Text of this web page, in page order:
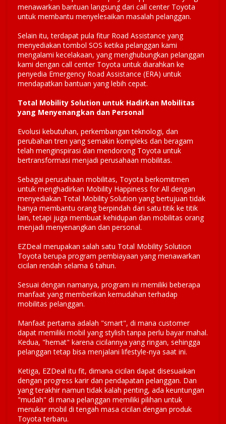
menawarkan bantuan langsung dari call center Toyota
untuk membantu menyelesaikan masalah pelanggan.
Selain itu, terdapat pula fitur Road Assistance yang
menyediakan tombol SOS ketika pelanggan kami
mengalami kecelakaan, yang menghubungkan pelanggan
kami dengan call center Toyota untuk diarahkan ke
penyedia Emergency Road Assistance (ERA) untuk
mendapatkan bantuan yang lebih cepat.
Total Mobility Solution untuk Hadirkan Mobilitas
yang Menyenangkan dan Personal
Evolusi kebutuhan, perkembangan teknologi, dan
perubahan tren yang semakin kompleks dan beragam
telah menginspirasi dan mendorong Toyota untuk
bertransformasi menjadi perusahaan mobilitas.
Sebagai perusahaan mobilitas, Toyota berkomitmen
untuk menghadirkan Mobility Happiness for All dengan
menyediakan Total Mobility Solution yang bertujuan tidak
hanya membantu orang berpindah dari satu titik ke titik
lain, tetapi juga membuat kehidupan dan mobilitas orang
menjadi menyenangkan dan personal.
EZDeal merupakan salah satu Total Mobility Solution
Toyota berupa program pembiayaan yang menawarkan
cicilan rendah selama 6 tahun.
Sesuai dengan namanya, program ini memiliki beberapa
manfaat yang memberikan kemudahan terhadap
mobilitas pelanggan.
Manfaat pertama adalah "smart", di mana customer
dapat memiliki mobil yang stylish tanpa perlu bayar mahal.
Kedua, "hemat" karena cicilannya yang ringan, sehingga
pelanggan tetap bisa menjalani lifestyle-nya saat ini.
Ketiga, EZDeal itu fit, dimana cicilan dapat disesuaikan
dengan progress karir dan pendapatan pelanggan. Dan
yang terakhir namun tidak kalah penting, ada keuntungan
"mudah" di mana pelanggan memiliki pilihan untuk
menukar mobil di tengah masa cicilan dengan produk
Toyota terbaru.